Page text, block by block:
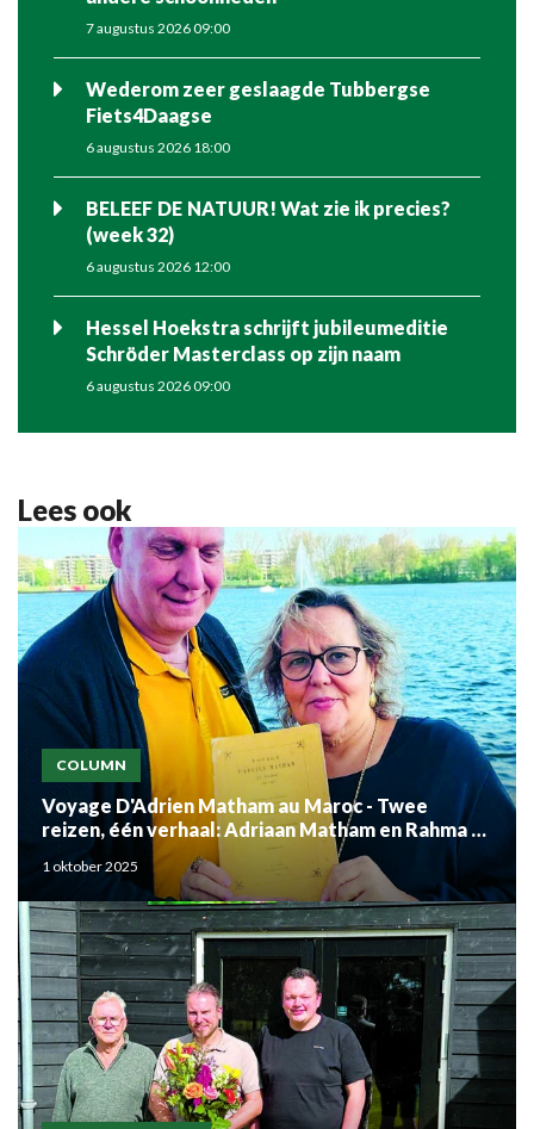
7 augustus 2026 09:00
Wederom zeer geslaagde Tubbergse
Fiets4Daagse
6 augustus 2026 18:00
BELEEF DE NATUUR! Wat zie ik precies?
(week 32)
6 augustus 2026 12:00
Hessel Hoekstra schrijft jubileumeditie
Schröder Masterclass op zijn naam
6 augustus 2026 09:00
Lees ook
COLUMN
Voyage D'Adrien Matham au Maroc - Twee
reizen, één verhaal: Adriaan Matham en Rahma el
Mouden
1 oktober 2025